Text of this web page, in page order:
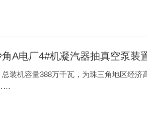
A电厂4#机凝汽器抽真空泵装
装机容量388万千瓦，为珠三角地区经